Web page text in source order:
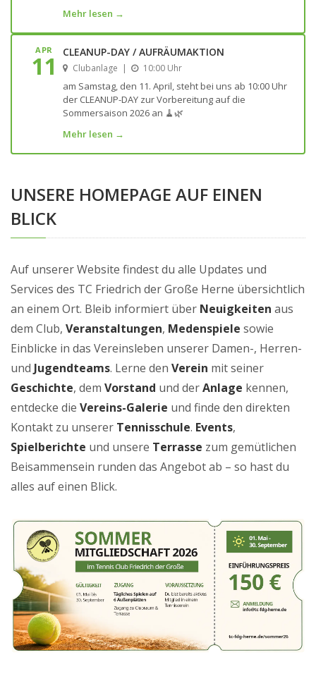
Mehr lesen →
APR
11 CLEANUP-DAY / AUFRÄUMAKTION
Clubanlage | 10:00 Uhr
am Samstag, den 11. April, steht bei uns ab 10:00 Uhr
der CLEANUP-DAY zur Vorbereitung auf die
Sommersaison 2026 an 🧹🌿
Mehr lesen →
UNSERE HOMEPAGE AUF EINEN
BLICK
Auf unserer Website findest du alle Updates und
Services des TC Friedrich der Große Herne übersichtlich
an einem Ort. Bleib informiert über Neuigkeiten aus
dem Club, Veranstaltungen, Medenspiele sowie
Einblicke in das Vereinsleben unserer Damen-, Herren-
und Jugendteams. Lerne den Verein mit seiner
Geschichte, dem Vorstand und derAnlage kennen,
entdecke die Vereins-Galerie und finde den direkten
Kontakt zu unserer Tennisschule. Events,
Spielberichte und unsere Terrasse zum gemütlichen
Beisammensein runden das Angebot ab – so hast du
alles auf einen Blick.